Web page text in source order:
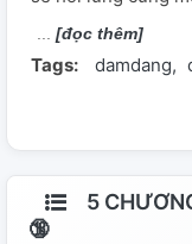
[đọc thêm]
Tags: damdang
5
🔞